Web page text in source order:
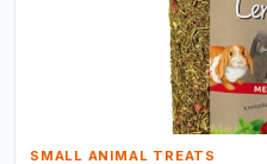
SMALL ANIMAL TREATS